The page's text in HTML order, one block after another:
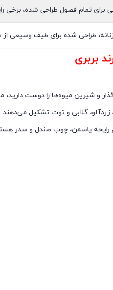
برای تمام فصول طراحی شده، برخی
زنانه، طراحی شده برای طیف وسیعی از
و شیرین میوه‌ها را دوست
زردآلو، گلابی و توت تشکیل می‌دهند.